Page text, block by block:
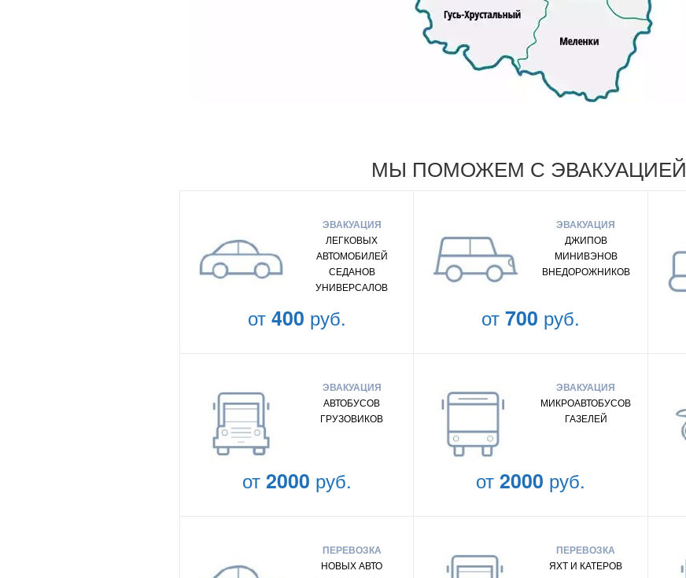
МЫ ПОМОЖЕМ С ЭВАКУАЦИЕЙ
ЭВАКУАЦИЯ
ЛЕГКОВЫХ
АВТОМОБИЛЕЙ
СЕДАНОВ
УНИВЕРСАЛОВ
от400 руб.
ЭВАКУАЦИЯ
ДЖИПОВ
МИНИВЭНОВ
ВНЕДОРОЖНИКОВ
от700 руб.
ЭВАКУАЦИЯ
АВТОБУСОВ
ГРУЗОВИКОВ
от2000 руб.
ЭВАКУАЦИЯ
МИКРОАВТОБУСОВ
ГАЗЕЛЕЙ
от2000 руб.
ПЕРЕВОЗКА
НОВЫХ АВТО
ПЕРЕВОЗКА
ЯХТ И КАТЕРОВ